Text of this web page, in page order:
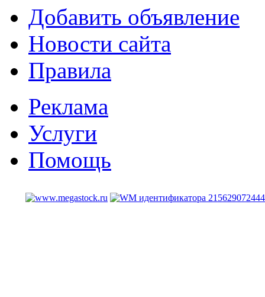
Добавить объявление
Новости сайта
Правила
Реклама
Услуги
Помощь